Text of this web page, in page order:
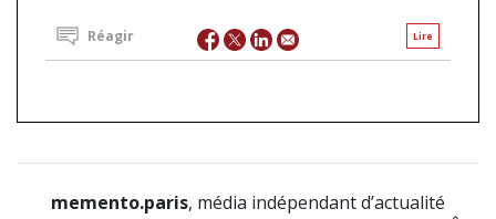
Lire
Réagir
memento.paris, média indépendant d’actualité